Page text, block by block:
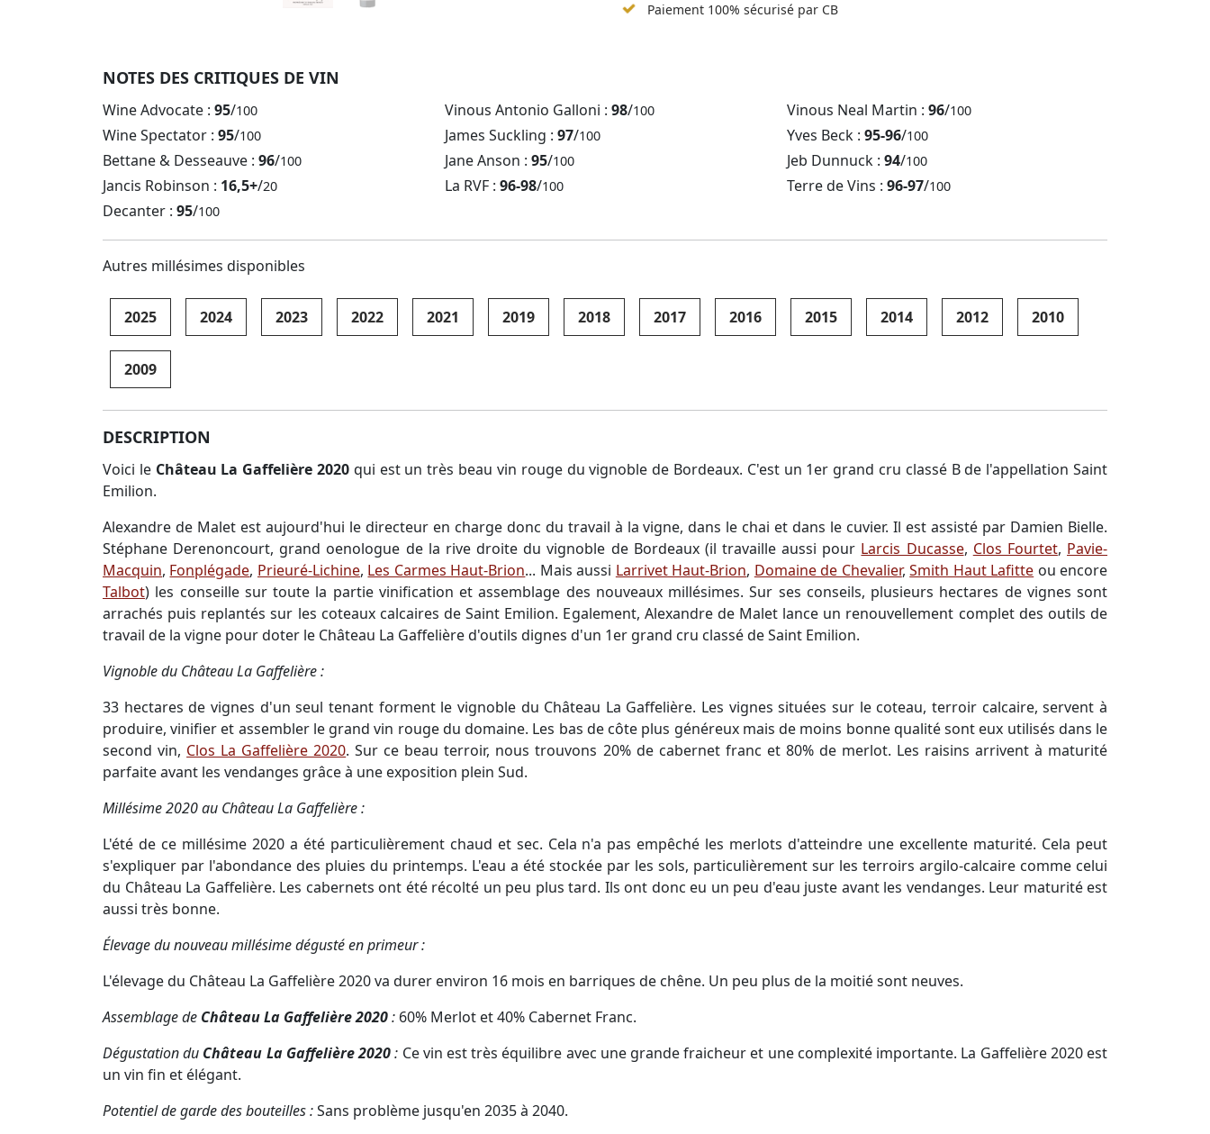
Paiement 100% sécurisé par CB
NOTES DES CRITIQUES DE VIN
Wine Advocate : 95/100 Vinous Antonio Galloni : 98/100 Vinous Neal Martin : 96/100
Wine Spectator : 95/100 James Suckling : 97/100 Yves Beck : 95-96/100
Bettane & Desseauve : 96/100 Jane Anson : 95/100 Jeb Dunnuck : 94/100
Jancis Robinson : 16,5+/20 La RVF : 96-98/100 Terre de Vins : 96-97/100
Decanter : 95/100
Autres millésimes disponibles
2025 2024 2023 2022 2021 2019 2018 2017 2016 2015 2014 2012 2010
2009
DESCRIPTION
Voici le Château La Gaffelière 2020 qui est un très beau vin rouge du vignoble de Bordeaux. C'est un 1er grand cru classé B de l'appellation Saint
Emilion.
Alexandre de Malet est aujourd'hui le directeur en charge donc du travail à la vigne, dans le chai et dans le cuvier. Il est assisté par Damien Bielle.
Stéphane Derenoncourt, grand oenologue de la rive droite du vignoble de Bordeaux (il travaille aussi pour Larcis Ducasse, Clos Fourtet, Pavie-
Macquin, Fonplégade, Prieuré-Lichine, Les Carmes Haut-Brion... Mais aussi Larrivet Haut-Brion, Domaine de Chevalier,Smith Haut Lafitte ou encore
Talbot) les conseille sur toute la partie vinification et assemblage des nouveaux millésimes. Sur ses conseils, plusieurs hectares de vignes sont
arrachés puis replantés sur les coteaux calcaires de Saint Emilion. Egalement, Alexandre de Malet lance un renouvellement complet des outils de
travail de la vigne pour doter le Château La Gaffelière d'outils dignes d'un 1er grand cru classé de Saint Emilion.
Vignoble du Château La Gaffelière :
33 hectares de vignes d'un seul tenant forment le vignoble du Château La Gaffelière. Les vignes situées sur le coteau, terroir calcaire, servent à
produire, vinifier et assembler le grand vin rouge du domaine. Les bas de côte plus généreux mais de moins bonne qualité sont eux utilisés dans le
second vin, Clos La Gaffelière 2020. Sur ce beau terroir, nous trouvons 20% de cabernet franc et 80% de merlot. Les raisins arrivent à maturité
parfaite avant les vendanges grâce à une exposition plein Sud.
Millésime 2020 au Château La Gaffelière :
L'été de ce millésime 2020 a été particulièrement chaud et sec. Cela n'a pas empêché les merlots d'atteindre une excellente maturité. Cela peut
s'expliquer par l'abondance des pluies du printemps. L'eau a été stockée par les sols, particulièrement sur les terroirs argilo-calcaire comme celui
du Château La Gaffelière. Les cabernets ont été récolté un peu plus tard. Ils ont donc eu un peu d'eau juste avant les vendanges. Leur maturité est
aussi très bonne.
Élevage du nouveau millésime dégusté en primeur :
L'élevage du Château La Gaffelière 2020 va durer environ 16 mois en barriques de chêne. Un peu plus de la moitié sont neuves.
Assemblage de Château La Gaffelière 2020: 60% Merlot et 40% Cabernet Franc.
Dégustation du Château La Gaffelière 2020: Ce vin est très équilibre avec une grande fraicheur et une complexité importante. La Gaffelière 2020 est
un vin fin et élégant.
Potentiel de garde des bouteilles :Sans problème jusqu'en 2035 à 2040.